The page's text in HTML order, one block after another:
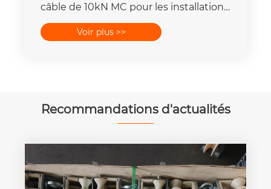
câble de 10kN MC pour les installations
Voir plus >>
Recommandations d'actualités